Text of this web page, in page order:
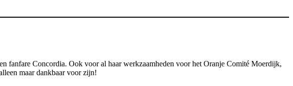
fanfare Concordia. Ook voor al haar werkzaamheden voor het Oranje Comité Moerdijk,
maar dankbaar voor zijn!